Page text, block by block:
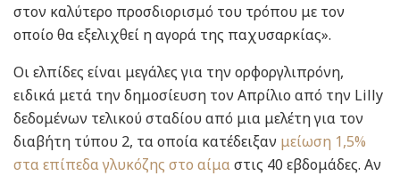
στον καλύτερο προσδιορισμό του τρόπου με τον
οποίο θα εξελιχθεί η αγορά της παχυσαρκίας».
Οι ελπίδες είναι μεγάλες για την ορφοργλιπρόνη,
ειδικά μετά την δημοσίευση τον Απρίλιο από την Lilly
δεδομένων τελικού σταδίου από μια μελέτη για τον
διαβήτη τύπου 2, τα οποία κατέδειξαν μείωση 1,5%
στα επίπεδα γλυκόζης στο αίμα στις 40 εβδομάδες. Αν